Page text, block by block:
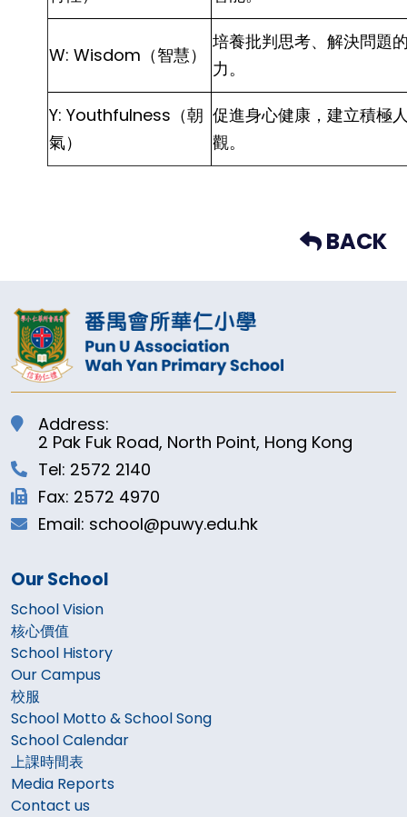
W: Wisdom（智慧）
培養批判思考、解決問題
力。
Y: Youthfulness（朝
氣）
促進身心健康，建立積極
觀。
BACK
Address:
2 Pak Fuk Road, North Point, Hong Kong
Tel: 2572 2140
Fax: 2572 4970
Email: school@puwy.edu.hk
Our School
School Vision
核心價值
School History
Our Campus
校服
School Motto & School Song
School Calendar
上課時間表
Media Reports
Contact us